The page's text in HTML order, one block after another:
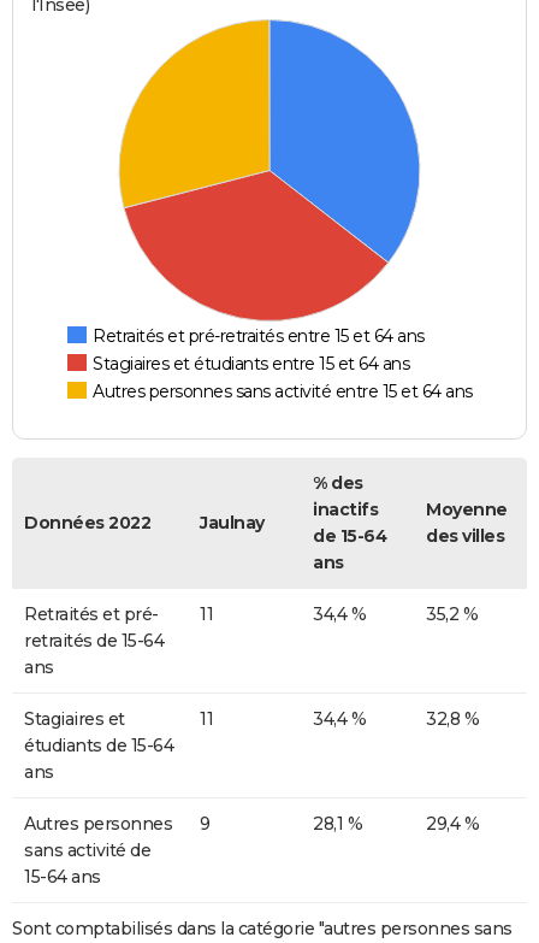
l'Insee)
Retraités et pré-retraités entre 15 et 64 ans
Stagiaires et étudiants entre 15 et 64 ans
Autres personnes sans activité entre 15 et 64 ans
Données 2022 Jaulnay
% des
inactifs
de 15-64
ans
Moyenne
des villes
Retraités et pré-
retraités de 15-64
ans
11 34,4 % 35,2 %
Stagiaires et
étudiants de 15-64
ans
11 34,4 % 32,8 %
Autres personnes
sans activité de
15-64 ans
9 28,1 % 29,4 %
Sont comptabilisés dans la catégorie "autres personnes sans